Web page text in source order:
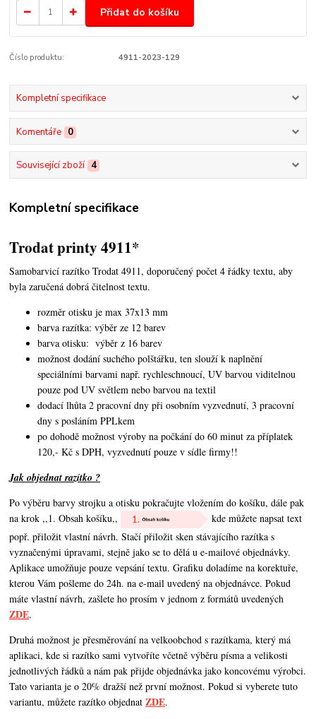
Přidat do košíku
Číslo produktu: 4911-2023-129
Kompletní specifikace
Komentáře 0
Související zboží 4
Kompletní specifikace
Trodat printy 4911*
Samobarvicí razítko Trodat 4911, doporučený počet 4 řádky textu,aby
byla zaručená dobrá čitelnost textu.
rozměr otisku je max 37x13 mm
barva razítka: výběr ze 12 barev
barva otisku: výběr z 16 barev
možnost dodání suchého polštářku, ten slouží k naplnění
speciálními barvami např. rychleschnoucí, UV barvou viditelnou
pouze pod UV světlem nebo barvou na textil
dodací lhůta 2 pracovní dny při osobním vyzvednutí, 3 pracovní
dny s posláním PPLkem
po dohodě možnost výroby na počkání do 60 minut za příplatek
120,- Kč s DPH, vyzvednutí pouze v sídle firmy!!
Jak objednat razítko ?
Po výběru barvy strojku a otisku pokračujte vložením do košíku, dále pak
na krok ,,1. Obsah košíku,,
kde můžete napsat text
popř. přiložit vlastní návrh. Stačí přiložit sken stávajícího razítka s
vyznačenými úpravami, stejně jako se to dělá u e-mailové objednávky.
Aplikace umožňuje pouze vepsání textu. Grafiku doladíme na korektuře,
kterou Vám pošleme do 24h. na e-mail uvedený na objednávce. Pokud
máte vlastní návrh,zašlete ho prosím v jednom z formátů uvedených
ZDE.
Druhá možnost je přesměrování na velkoobchod s razítkama, který má
aplikaci, kde si razítko sami vytvoříte včetně výběru písma a velikosti
jednotlivých řádků a nám pak přijde objednávka jako koncovému výrobci.
Tato varianta je o 20% dražší než první možnost. Pokud si vyberete tuto
variantu, můžete razítko objednatZDE.